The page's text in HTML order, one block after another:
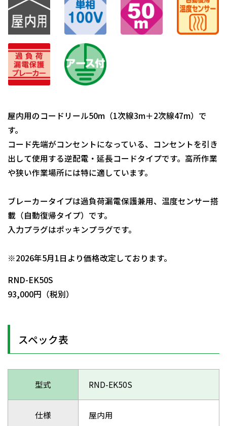
屋内用のコードリール50m（1次線3m＋2次線47m）で
す。
コード先端がコンセントになっている、コンセントを引き
出して使用する逆配電・延長コードタイプです。高所作業
や狭い作業場所には特に適しています。
ブレーカータイプは過負荷漏電保護兼用、温度センサー搭
載（自動復帰タイプ）です。
入力プラグはポッキンプラグです。
※2026年5月1日より価格改定しております。
RND-EK50S
93,000円（税別）
スペック表
型式 RND-EK50S
仕様 屋内用